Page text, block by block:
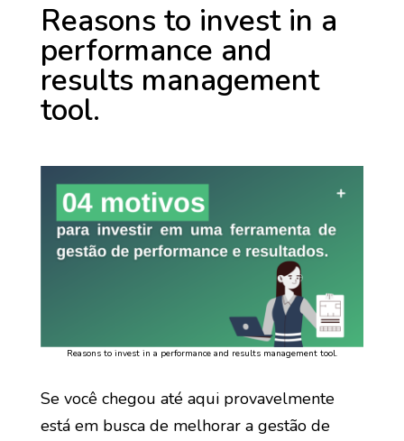
Reasons to invest in a
performance and
results management
tool.
Reasons to invest in a performance and results management tool.
Se você chegou até aqui provavelmente
está em busca de melhorar a gestão de